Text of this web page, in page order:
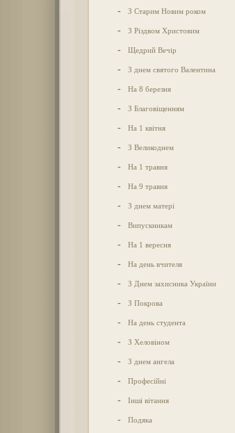
- З Старим Новим роком
- З Різдвом Христовим
- Щедрий Вечір
- З днем святого Валентина
- На 8 березня
- З Благовіщенням
- На 1 квітня
- З Великоднем
- На 1 травня
- На 9 травня
- З днем матері
- Випускникам
- На 1 вересня
- На день вчителя
- З Днем захисника України
- З Покрова
- На день студента
- З Хеловіном
- З днем ангела
- Професійні
- Інші вітання
- Подяка